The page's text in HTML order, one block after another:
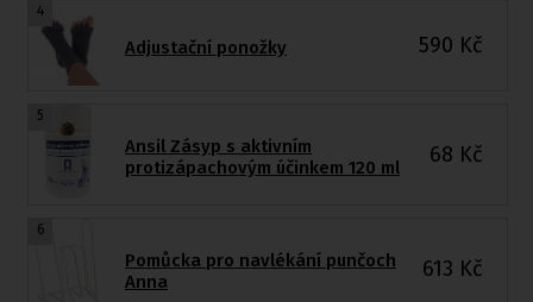
4
Adjustační ponožky 590 Kč
5
Ansil Zásyp s aktivním
protizápachovým účinkem 120 ml
68 Kč
6
Pomůcka pro navlékání punčoch
Anna
613 Kč